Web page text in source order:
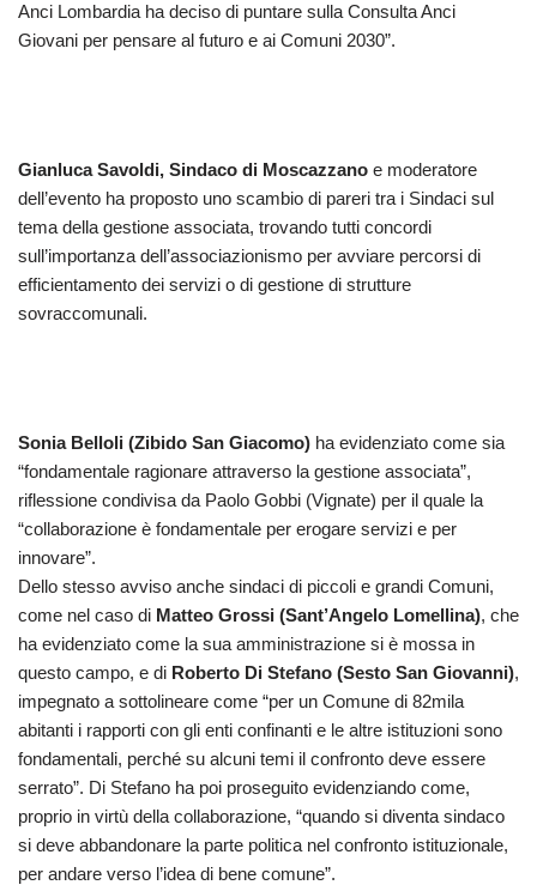
Anci Lombardia ha deciso di puntare sulla Consulta Anci
Giovani per pensare al futuro e ai Comuni 2030”.
Gianluca Savoldi, Sindaco di Moscazzano e moderatore
dell’evento ha proposto uno scambio di pareri tra i Sindaci sul
tema della gestione associata, trovando tutti concordi
sull’importanza dell’associazionismo per avviare percorsi di
efficientamento dei servizi o di gestione di strutture
sovraccomunali.
Sonia Belloli (Zibido San Giacomo) ha evidenziato come sia
“fondamentale ragionare attraverso la gestione associata”,
riflessione condivisa da Paolo Gobbi (Vignate) per il quale la
“collaborazione è fondamentale per erogare servizi e per
innovare”.
Dello stesso avviso anche sindaci di piccoli e grandi Comuni,
come nel caso di Matteo Grossi (Sant’Angelo Lomellina), che
ha evidenziato come la sua amministrazione si è mossa in
questo campo, e di Roberto Di Stefano (Sesto San Giovanni),
impegnato a sottolineare come “per un Comune di 82mila
abitanti i rapporti con gli enti confinanti e le altre istituzioni sono
fondamentali, perché su alcuni temi il confronto deve essere
serrato”. Di Stefano ha poi proseguito evidenziando come,
proprio in virtù della collaborazione, “quando si diventa sindaco
si deve abbandonare la parte politica nel confronto istituzionale,
per andare verso l’idea di bene comune”.